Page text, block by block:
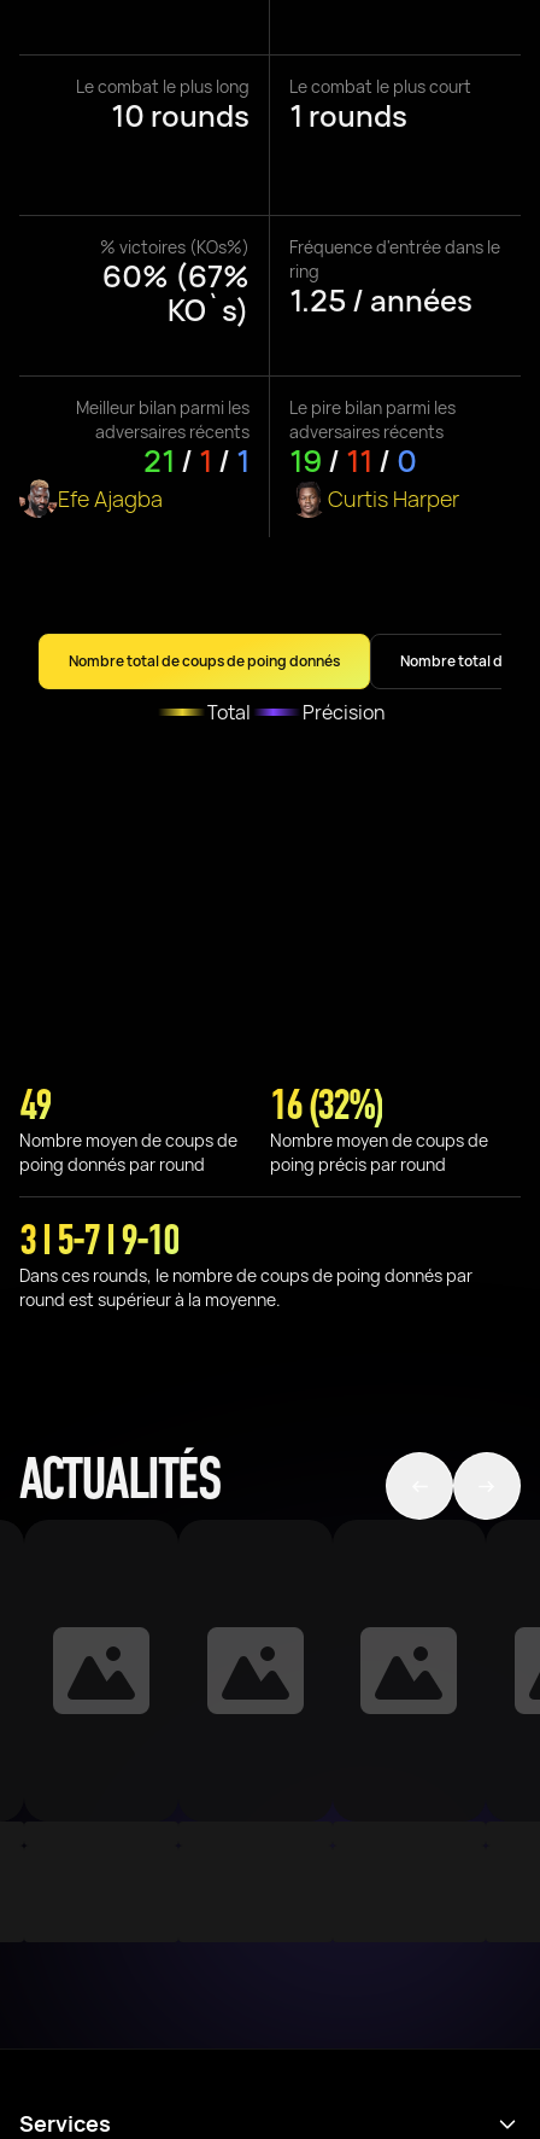
Le combat le plus long
10 rounds
Le combat le plus court
1 rounds
% victoires (KOs%)
60% (67%
KO`s)
Fréquence d'entrée dans le
ring
1.25 / années
Meilleur bilan parmi les
adversaires récents
21 / 1 / 1
Efe Ajagba
Le pire bilan parmi les
adversaires récents
19 / 11 / 0
Curtis Harper
Nombre total de coups de poing donnés Nombre total de
Total Précision
49
Nombre moyen de coups de
poing donnés par round
16 (32%)
Nombre moyen de coups de
poing précis par round
3 I 5-7 I 9-10
Dans ces rounds, le nombre de coups de poing donnés par
round est supérieur à la moyenne.
ACTUALITÉS
Services